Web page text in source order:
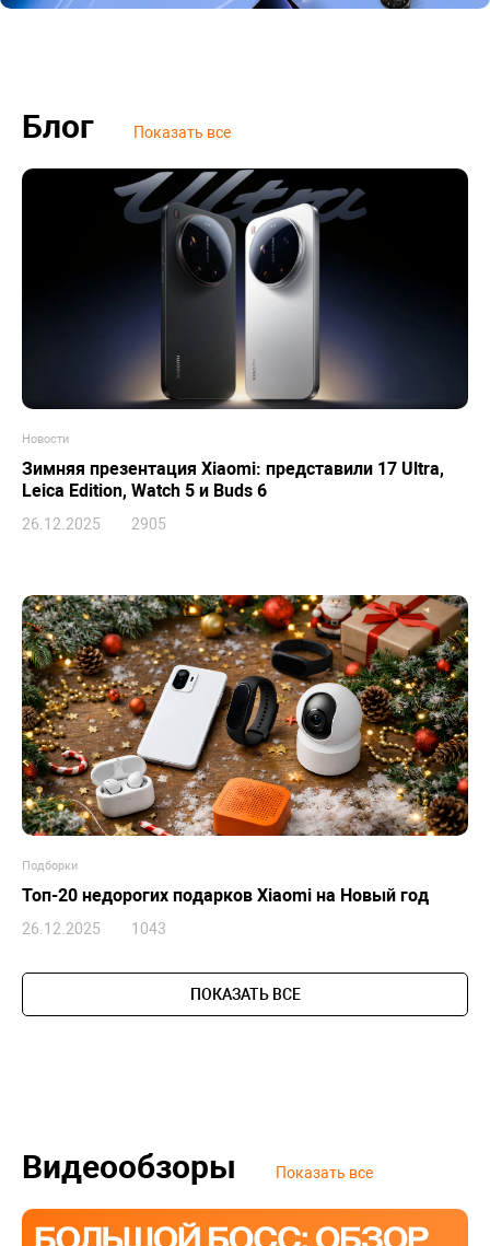
Блог Показать все
Новости
Зимняя презентация Xiaomi: представили 17 Ultra,
Leica Edition, Watch 5 и Buds 6
26.12.2025 2905
Подборки
Топ-20 недорогих подарков Xiaomi на Новый год
26.12.2025 1043
ПОКАЗАТЬ ВСЕ
Видеообзоры Показать все